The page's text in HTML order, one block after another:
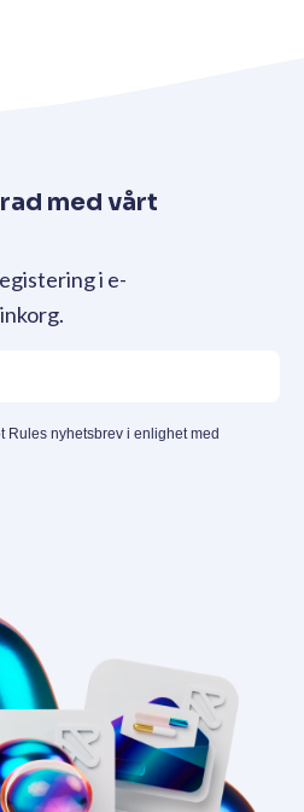
med vårt
i e-
Rules nyhetsbrev i enlighet med